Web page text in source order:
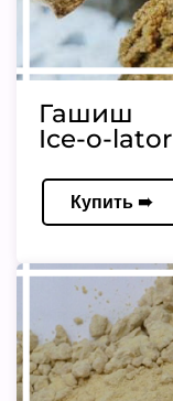
Гашиш
Ice-o-lator
Купить ➠